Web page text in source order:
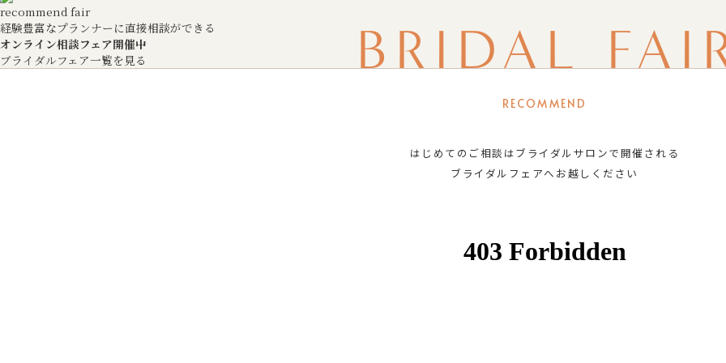
recommend fair
経験豊富なプランナーに直接相談ができる
オンライン相談フェア開催中
ブライダルフェア一覧を見る
BRIDAL
RECOMMEND
はじめてのご相談はブライダルサロンで開催される
ブライダルフェアへお越しください